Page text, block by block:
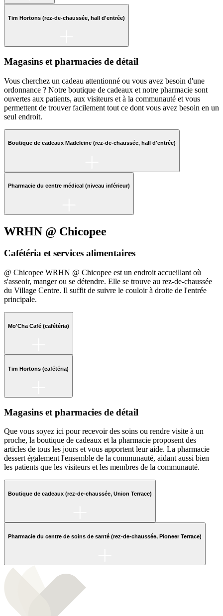
Tim Hortons (rez-de-chaussée, hall d'entrée)
Magasins et pharmacies de détail
Vous cherchez un cadeau attentionné ou vous avez besoin d'une
ordonnance ? Notre boutique de cadeaux et notre pharmacie sont
ouvertes aux patients, aux visiteurs et à la communauté et vous
permettent de trouver facilement tout ce dont vous avez besoin en un
seul endroit.
Boutique de cadeaux Madeleine (rez-de-chaussée, hall d'entrée)
Pharmacie du centre médical (niveau inférieur)
WRHN @ Chicopee
Cafétéria et services alimentaires
@ Chicopee WRHN @ Chicopee est un endroit accueillant où
s'asseoir, manger ou se détendre. Elle se trouve au rez-de-chaussée
du Village Centre. Il suffit de suivre le couloir à droite de l'entrée
principale.
Mo'Cha Café (cafétéria)
Tim Hortons (cafétéria)
Magasins et pharmacies de détail
Que vous soyez ici pour recevoir des soins ou rendre visite à un
proche, la boutique de cadeaux et la pharmacie proposent des
articles de tous les jours et vous apportent leur aide. La pharmacie
dessert également l'ensemble de la communauté, aidant aussi bien
les patients que les visiteurs et les membres de la communauté.
Boutique de cadeaux (rez-de-chaussée, Union Terrace)
Pharmacie du centre de soins de santé (rez-de-chaussée, Pioneer Terrace)